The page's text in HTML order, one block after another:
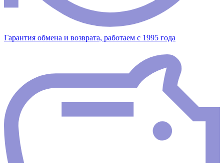
Гарантия обмена и возврата, работаем с 1995 года